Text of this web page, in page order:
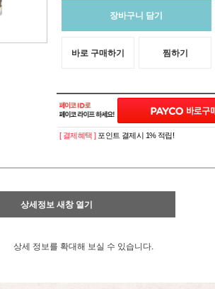
장바구니 담기
바로 구매하기 찜하기
[ 결제혜택 ] 포인트 결제시 1% 적립!
상세정보 새창 열기
상세 정보를 확대해 보실 수 있습니다.